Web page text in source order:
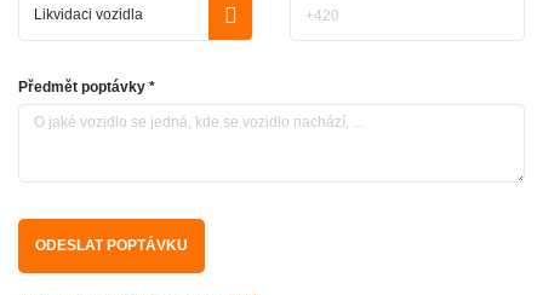
Předmět poptávky *